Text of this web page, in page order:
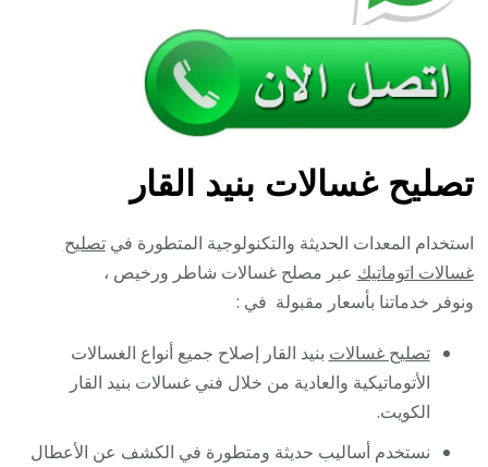
تصليح غسالات بنيد القار
استخدام المعدات الحديثة والتكنولوجية المتطورة فيتصليح
غسالات اتوماتيك عبر مصلح غسالات شاطر ورخيص ،
ونوفر خدماتنا بأسعار مقبولة في :
تصليح غسالات بنيد القار إصلاح جميع أنواع الغسالات
الأتوماتيكية والعادية من خلال فني غسالات بنيد القار
الكويت.
نستخدم أساليب حديثة ومتطورة في الكشف عن الأعطال